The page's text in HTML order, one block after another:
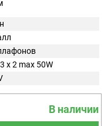
x 2 max 50W
В наличии